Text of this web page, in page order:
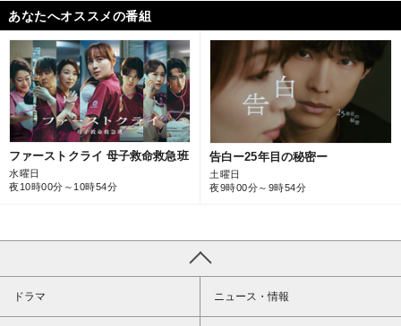
あなたへオススメの番組
ファーストクライ 母子救命救急班
水曜日
夜10時00分～10時54分
告白ー25年目の秘密ー
土曜日
夜9時00分～9時54分
ドラマ ニュース・情報